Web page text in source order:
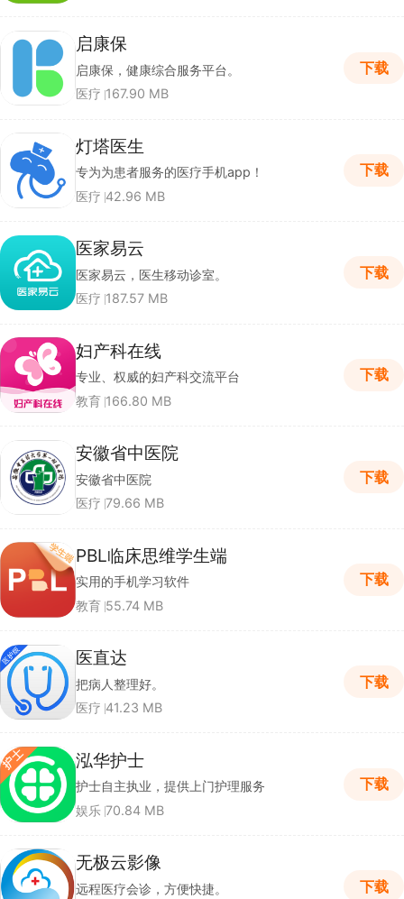
启康保
启康保，健康综合服务平台。
医疗 167.90 MB
下载
灯塔医生
专为为患者服务的医疗手机app！
医疗 42.96 MB
下载
医家易云
医家易云，医生移动诊室。
医疗 187.57 MB
下载
妇产科在线
专业、权威的妇产科交流平台
教育 166.80 MB
下载
安徽省中医院
安徽省中医院
医疗 79.66 MB
下载
PBL临床思维学生端
实用的手机学习软件
教育 55.74 MB
下载
医直达
把病人整理好。
医疗 41.23 MB
下载
泓华护士
护士自主执业，提供上门护理服务
娱乐 70.84 MB
下载
无极云影像
远程医疗会诊，方便快捷。 下载